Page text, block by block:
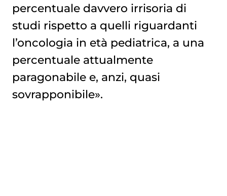
percentuale davvero irrisoria di
studi rispetto a quelli riguardanti
l’oncologia in età pediatrica, a una
percentuale attualmente
paragonabile e, anzi, quasi
sovrapponibile».